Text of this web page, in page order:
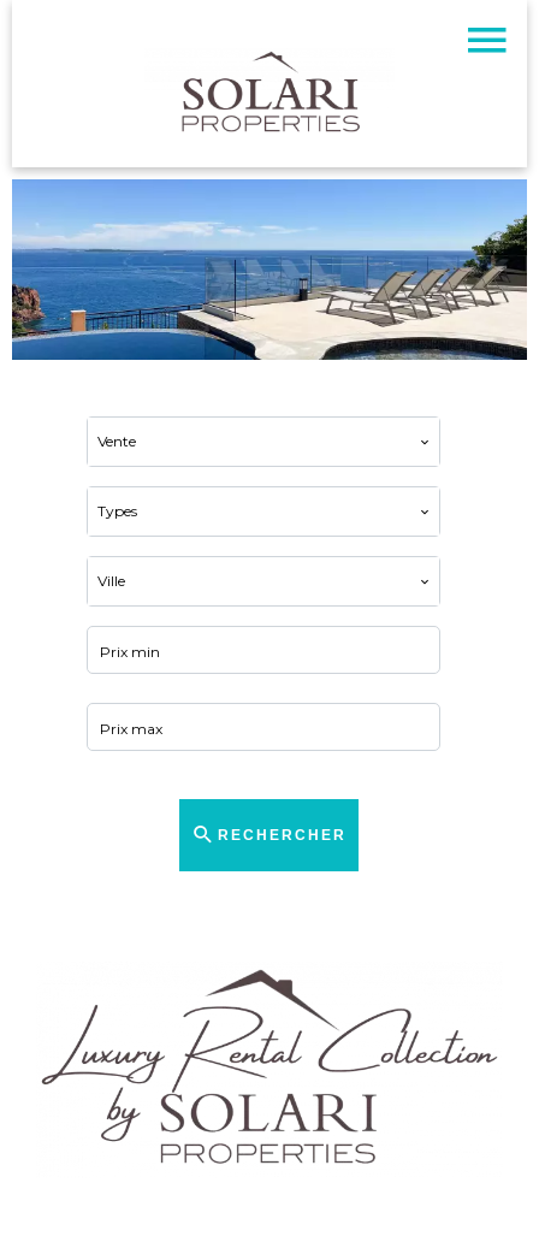
Vente
Types
Ville
RECHERCHER